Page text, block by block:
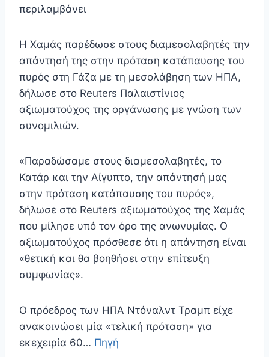
περιλαμβάνει
Η Χαμάς παρέδωσε στους διαμεσολαβητές την
απάντησή της στην πρόταση κατάπαυσης του
πυρός στη Γάζα με τη μεσολάβηση των ΗΠΑ,
δήλωσε στο Reuters Παλαιστίνιος
αξιωματούχος της οργάνωσης με γνώση των
συνομιλιών.
«Παραδώσαμε στους διαμεσολαβητές, το
Κατάρ και την Αίγυπτο, την απάντησή μας
στην πρόταση κατάπαυσης του πυρός»,
δήλωσε στο Reuters αξιωματούχος της Χαμάς
που μίλησε υπό τον όρο της ανωνυμίας. Ο
αξιωματούχος πρόσθεσε ότι η απάντηση είναι
«θετική και θα βοηθήσει στην επίτευξη
συμφωνίας».
Ο πρόεδρος των ΗΠΑ Ντόναλντ Τραμπ είχε
ανακοινώσει μία «τελική πρόταση» για
εκεχειρία 60… Πηγή